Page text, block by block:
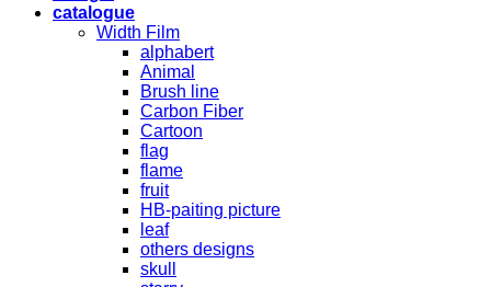
catalogue
Width Film
alphabert
Animal
Brush line
Carbon Fiber
Cartoon
flag
flame
fruit
HB-paiting picture
leaf
others designs
skull